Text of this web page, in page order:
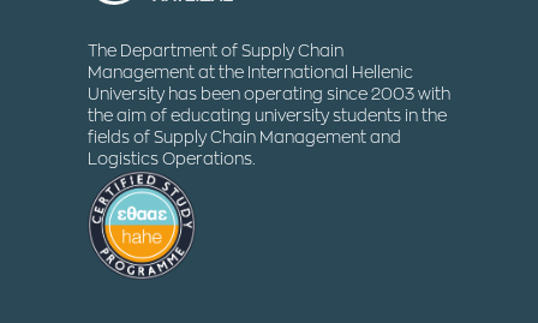
The Department of Supply Chain
Management at the International Hellenic
University has been operating since 2003 with
the aim of educating university students in the
fields of Supply Chain Management and
Logistics Operations.